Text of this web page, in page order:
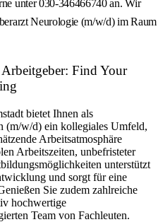
unter 030-346466740 an. Wir
Neurologie (m/w/d) im Raum
Find Your
bietet Ihnen als
(m/w/d) ein kollegiales Umfeld,
Arbeitsatmosphäre
Arbeitszeiten, unbefristeter
unterstützt
und sorgt für eine
Sie zudem zahlreiche
hochwertige
Team von Fachleuten.